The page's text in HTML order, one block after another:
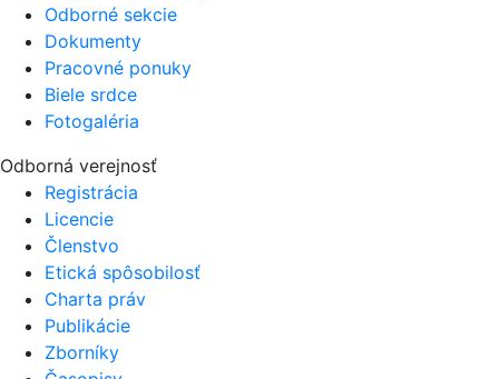
Odborné sekcie
Dokumenty
Pracovné ponuky
Biele srdce
Fotogaléria
Odborná verejnosť
Registrácia
Licencie
Členstvo
Etická spôsobilosť
Charta práv
Publikácie
Zborníky